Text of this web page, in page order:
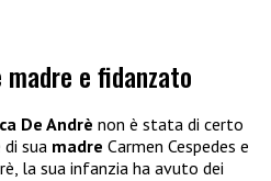
madre e fidanzato
De Andrè non è stata di certo
sua madre Carmen Cespedes e
la sua infanzia ha avuto dei